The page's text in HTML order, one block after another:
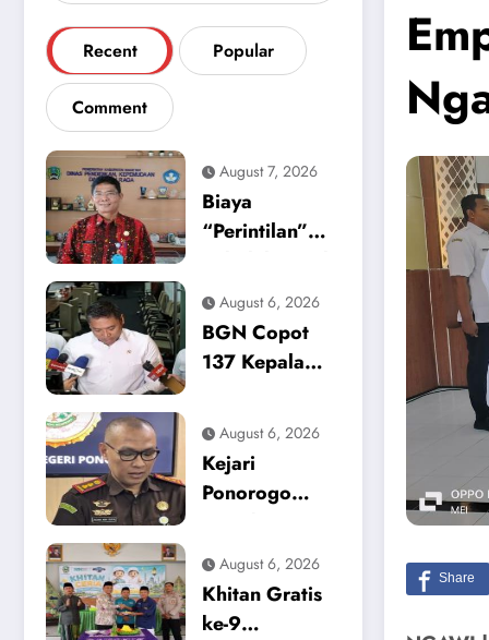
Recent Popular
Comment
August 7, 2026
Biaya
“Perintilan”
Mencekik,
Dikpora
Magetan Buka
Suara Soal
Seragam dan
Modul
August 6, 2026
BGN Copot
137 Kepala
Sinyal Tegas
Zero Tolerance
Keracunan
Makanan dan
August 6, 2026
Kejari
Ponorogo
Tersangka
Baru, Kasus
Dugaan
August 6, 2026
Khitan Gratis
ke-9